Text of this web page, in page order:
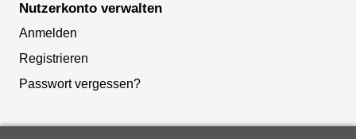
Nutzerkonto verwalten
Anmelden
Registrieren
Passwort vergessen?